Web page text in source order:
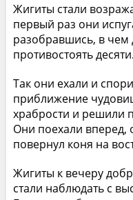
Жигиты стали
первый раз они
разобравшись, в чем
противостоять десяти.
Так они ехали и
приближение
храбрости и решили
Они поехали вперед,
повернул коня на
Жигиты к вечеру
стали наблюдать с